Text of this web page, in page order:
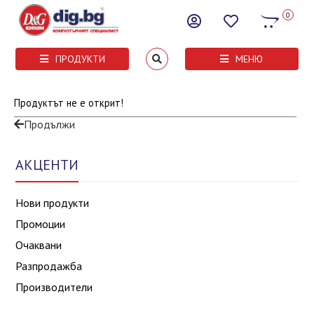
0
ПРОДУКТИ МЕНЮ
Продуктът не е открит!
Продължи
АКЦЕНТИ
Нови продукти
Промоции
Очаквани
Разпродажба
Производители